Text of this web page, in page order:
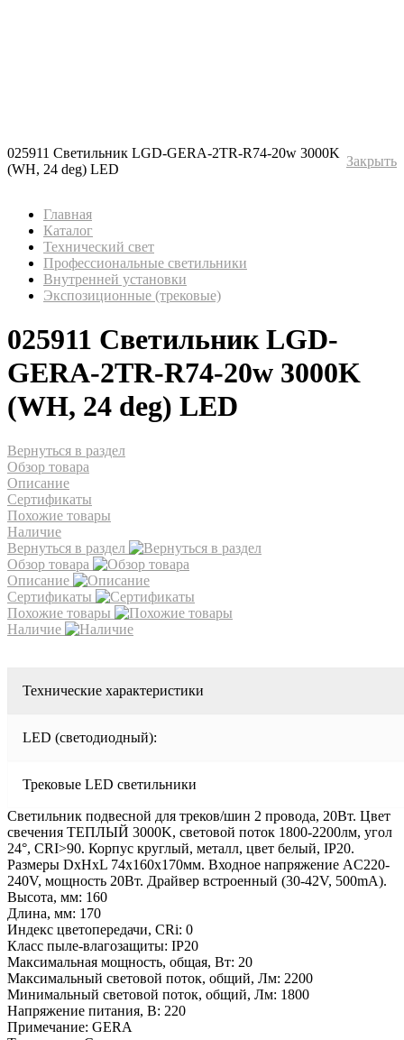
025911 Светильник LGD-GERA-2TR-R74-20w 3000K
(WH, 24 deg) LED
Закрыть
Главная
Каталог
Технический свет
Профессиональные светильники
Внутренней установки
Экспозиционные (трековые)
025911 Светильник LGD-
GERA-2TR-R74-20w 3000K
(WH, 24 deg) LED
Вернуться в раздел
Обзор товара
Описание
Сертификаты
Похожие товары
Наличие
Вернуться в раздел
Обзор товара
Описание
Сертификаты
Похожие товары
Наличие
Технические характеристики
LED (светодиодный):
Трековые LED светильники
Светильник подвесной для треков/шин 2 провода, 20Вт. Цвет
свечения ТЕПЛЫЙ 3000K, световой поток 1800-2200лм, угол
24°, CRI>90. Корпус круглый, металл, цвет белый, IP20.
Размеры DxHxL 74x160x170мм. Входное напряжение AC220-
240V, мощность 20Вт. Драйвер встроенный (30-42V, 500mA).
Высота, мм: 160
Длина, мм: 170
Индекс цветопередачи, CRi: 0
Класс пыле-влагозащиты: IP20
Максимальная мощность, общая, Вт: 20
Максимальный световой поток, общий, Лм: 2200
Минимальный световой поток, общий, Лм: 1800
Напряжение питания, В: 220
Примечание: GERA